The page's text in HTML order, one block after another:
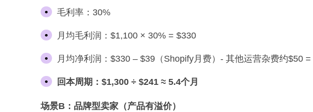
毛利率：30%
月均毛利润：$1,100 × 30% = $330
月均净利润：$330 – $39（Shopify月费）- 其他运营杂费约$50 =
回本周期：$1,300 ÷ $241 ≈ 5.4个月
场景B：品牌型卖家（产品有溢价）